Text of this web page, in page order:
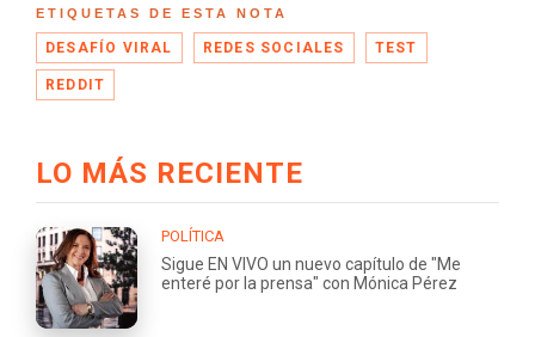
ETIQUETAS DE ESTA NOTA
DESAFÍO VIRAL REDES SOCIALES TEST
REDDIT
LO MÁS RECIENTE
POLÍTICA
Sigue EN VIVO un nuevo capítulo de "Me
enteré por la prensa" con Mónica Pérez